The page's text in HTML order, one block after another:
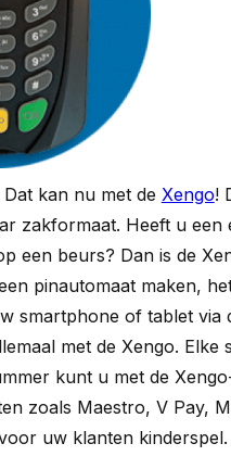
kan nu met de Xengo!
zakformaat. Heeft u een
een beurs? Dan is de
pinautomaat maken,
smartphone of tablet via
met de Xengo. Elke
kunt u met de
zoals Maestro, V Pay,
uw klanten